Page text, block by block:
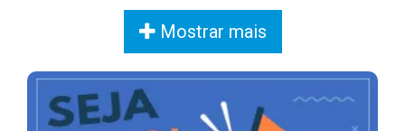
Mostrar mais